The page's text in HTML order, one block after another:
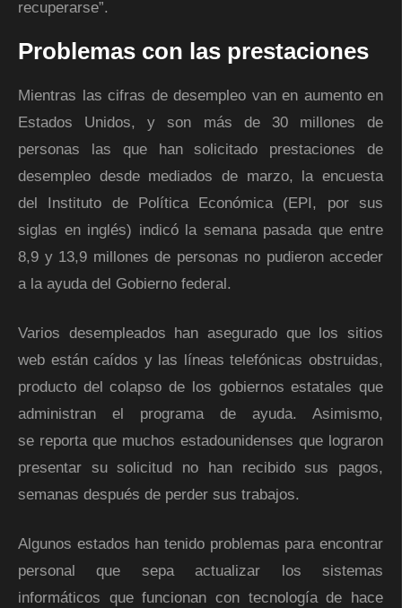
recuperarse”.
Problemas con las prestaciones
Mientras las cifras de desempleo van en aumento en
Estados Unidos, y son más de 30 millones de
personas las que han solicitado prestaciones de
desempleo desde mediados de marzo, la encuesta
del Instituto de Política Económica (EPI, por sus
siglas en inglés) indicó la semana pasada que entre
8,9 y 13,9 millones de personas no pudieron acceder
a la ayuda del Gobierno federal.
Varios desempleados han asegurado que los sitios
web están caídos y las líneas telefónicas obstruidas,
producto del colapso de los gobiernos estatales que
administran el programa de ayuda. Asimismo,
se reporta que muchos estadounidenses que lograron
presentar su solicitud no han recibido sus pagos,
semanas después de perder sus trabajos.
Algunos estados han tenido problemas para encontrar
personal que sepa actualizar los sistemas
informáticos que funcionan con tecnología de hace